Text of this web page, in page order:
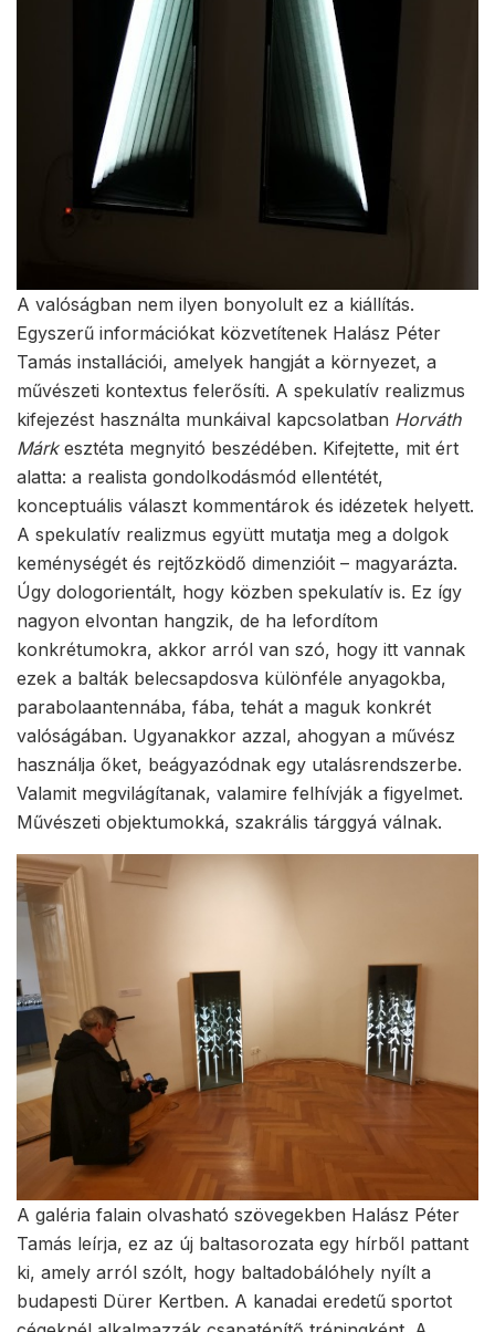
A valóságban nem ilyen bonyolult ez a kiállítás.
Egyszerű információkat közvetítenek Halász Péter
Tamás installációi, amelyek hangját a környezet, a
művészeti kontextus felerősíti. A spekulatív realizmus
kifejezést használta munkáival kapcsolatban Horváth
Márkesztéta megnyitó beszédében. Kifejtette, mit ért
alatta: a realista gondolkodásmód ellentétét,
konceptuális választ kommentárok és idézetek helyett.
A spekulatív realizmus együtt mutatja meg a dolgok
keménységét és rejtőzködő dimenzióit – magyarázta.
Úgy dologorientált, hogy közben spekulatív is. Ez így
nagyon elvontan hangzik, de ha lefordítom
konkrétumokra, akkor arról van szó, hogy itt vannak
ezek a balták belecsapdosva különféle anyagokba,
parabolaantennába, fába, tehát a maguk konkrét
valóságában. Ugyanakkor azzal, ahogyan a művész
használja őket, beágyazódnak egy utalásrendszerbe.
Valamit megvilágítanak, valamire felhívják a figyelmet.
Művészeti objektumokká, szakrális tárggyá válnak.
A galéria falain olvasható szövegekben Halász Péter
Tamás leírja, ez az új baltasorozata egy hírből pattant
ki, amely arról szólt, hogy baltadobálóhely nyílt a
budapesti Dürer Kertben. A kanadai eredetű sportot